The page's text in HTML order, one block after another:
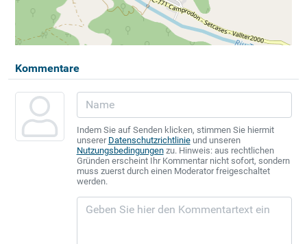
Kommentare
Indem Sie auf Senden klicken, stimmen Sie hiermit
unserer Datenschutzrichtlinieund unseren
Nutzungsbedingungenzu. Hinweis: aus rechtlichen
Gründen erscheint Ihr Kommentar nicht sofort, sondern
muss zuerst durch einen Moderator freigeschaltet
werden.